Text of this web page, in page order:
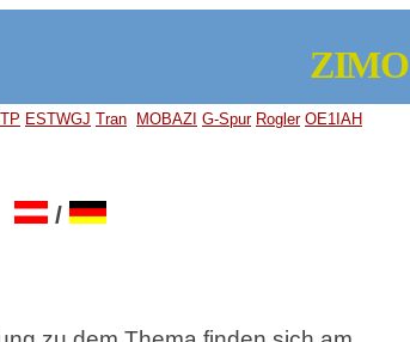
ZIMO
ESTWGJ Tran MOBAZI G-Spur Rogler OE1IAH
/